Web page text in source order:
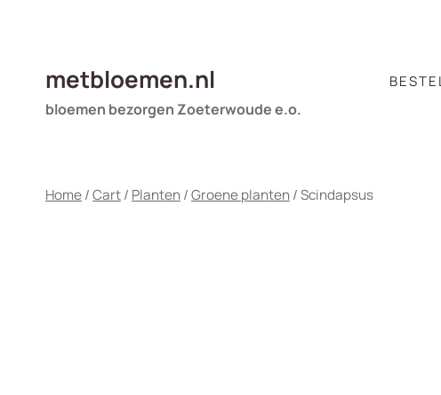
metbloemen.nl
bloemen bezorgen Zoeterwoude e.o.
Home/Cart/ Planten/Groene planten/Scindapsus